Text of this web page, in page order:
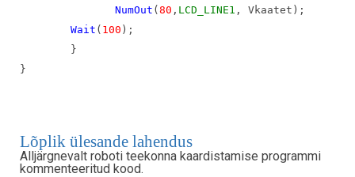
NumOut ( 80 , LCD_LINE1 , Vkaatet);
Wait ( 100 );
}
}
Lõplik ülesande lahendus
Alljärgnevalt roboti teekonna kaardistamise programmi
kommenteeritud kood.